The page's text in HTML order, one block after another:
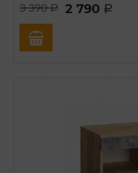
3 390a 2 790 a